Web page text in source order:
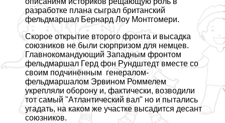
разработке плана сыграл британский
фельдмаршал Бернард Лоу Монтгомери.
Скорое открытие второго фронта и высадка
союзников не были сюрпризом для немцев.
Главнокомaндующий Западным фронтом
фельдмаршал Герд фон Рундштедт вместе со
своим подчинённым генералом-
фельдмаршалом Эрвином Роммелем
укрепляли оборону и, фактически, возводили
тот самый "Атлантический вал" но и пытались
угадать, на каком же участке высадится десант
союзников.